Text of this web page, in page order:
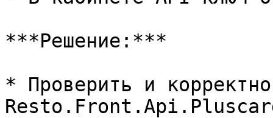
***Решение:***
* Проверить и